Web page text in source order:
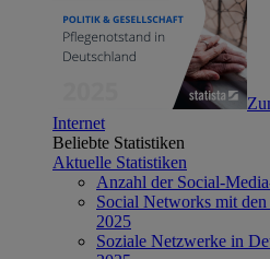
Internet
Beliebte Statistiken
Aktuelle Statistiken
Anzahl der Social-
Social Networks mit
2025
Soziale Netzwerke in